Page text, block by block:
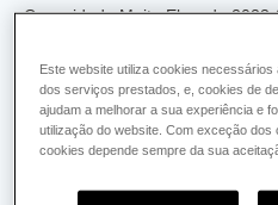
Capacidade Muito Elevada
garantir o acesso de toda a
2030.
Para Teresa Almeida,
investimento que traduz, de
convivem realidades
Este website utiliza cookies
dos serviços prestados, e, cookies de
ajudam a melhorar a sua experiência e
utilização do website. Com exceção
cookies depende sempre da sua